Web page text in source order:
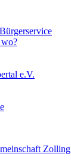
e.V.
Zolling